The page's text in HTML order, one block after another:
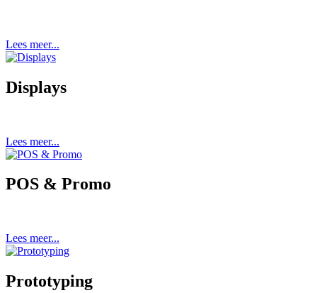
Lees meer...
Displays
Lees meer...
POS & Promo
Lees meer...
Prototyping